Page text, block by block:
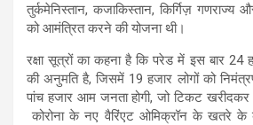
तुर्कमेनिस्तान, कजाकिस्तान, किर्गिज़ गणराज्य
को आमंत्रित करने की योजना थी।
रक्षा सूत्रों का कहना है कि परेड में इस बार 24
की अनुमति है, जिसमें 19 हजार लोगों को
पांच हजार आम जनता होगी, जो टिकट
कोरोना के नए वैरिंएट ओमिक्रॉन के खतरे के